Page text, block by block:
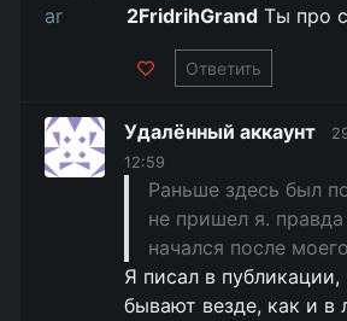
2FridrihGrand Ты про
Ответить
Удалённый аккаунт
12:59
Раньше здесь был
не пришел я.
начался после
Я писал в публикации,
бывают везде, как и в